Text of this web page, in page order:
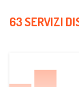
63 SERVIZI